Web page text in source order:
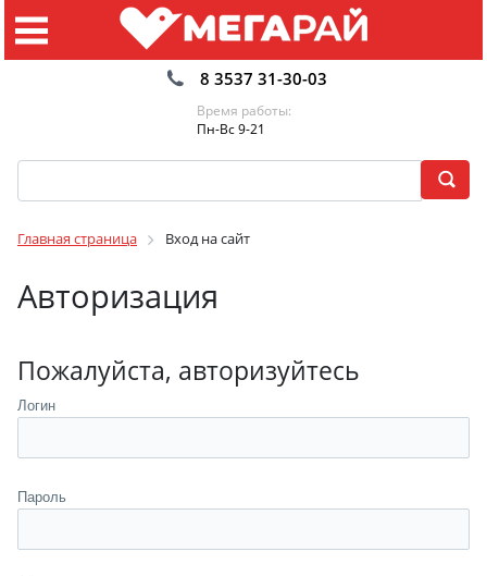
8 3537 31-30-03
Время работы:
Пн-Вс 9-21
Главная страница Вход на сайт
Авторизация
Пожалуйста, авторизуйтесь
Логин
Пароль